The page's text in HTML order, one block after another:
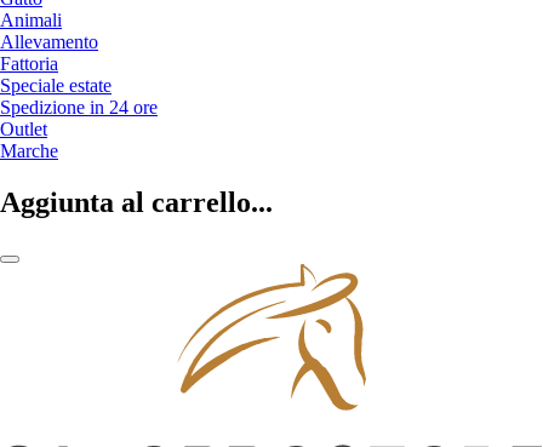
Animali
Allevamento
Fattoria
Speciale estate
Spedizione in 24 ore
Outlet
Marche
Aggiunta al carrello...